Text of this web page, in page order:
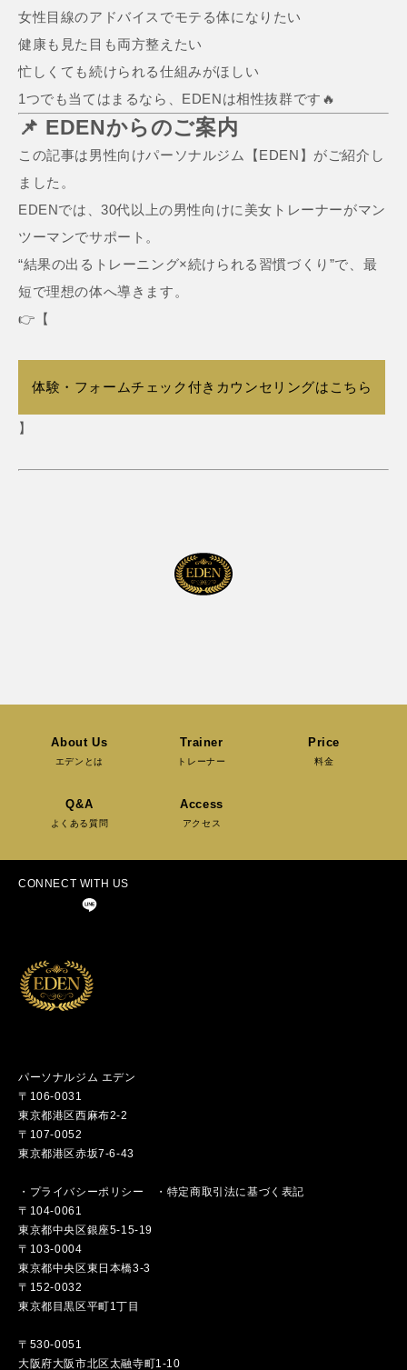
女性目線のアドバイスでモテる体になりたい
健康も見た目も両方整えたい
忙しくても続けられる仕組みがほしい
1つでも当てはまるなら、EDENは相性抜群です🔥
📌 EDENからのご案内
この記事は男性向けパーソナルジム【EDEN】がご紹介し
ました。
EDENでは、30代以上の男性向けに美女トレーナーがマン
ツーマンでサポート。
“結果の出るトレーニング×続けられる習慣づくり”で、最
短で理想の体へ導きます。
👉【
体験・フォームチェック付きカウンセリングはこちら
】
About Us
エデンとは
Trainer
トレーナー
Price
料金
Q&A
よくある質問
Access
アクセス
パーソナルジム エデン
〒106-0031
東京都港区西麻布2-2
〒107-0052
東京都港区赤坂7-6-43
・ プライバシーポリシー ・ 特定商取引法に基づく表記
〒104-0061
東京都中央区銀座5-15-19
〒103-0004
東京都中央区東日本橋3-3
〒152-0032
東京都目黒区平町1丁目
〒530-0051
大阪府大阪市北区太融寺町1-10
CONNECT WITH US